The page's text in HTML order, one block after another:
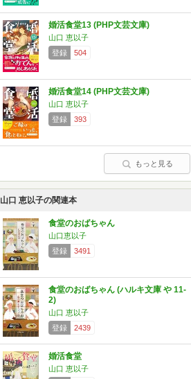
婚活食堂13 (PHP文芸文庫)
山口 恵以子
登録
504
婚活食堂14 (PHP文芸文庫)
山口 恵以子
登録
393
もっと見る
山口 恵以子の関連本
食堂のおばちゃん
山口恵以子
登録
3491
食堂のおばちゃん (ハルキ文庫 や 11-
2)
山口 恵以子
登録
2439
婚活食堂
山口 恵以子